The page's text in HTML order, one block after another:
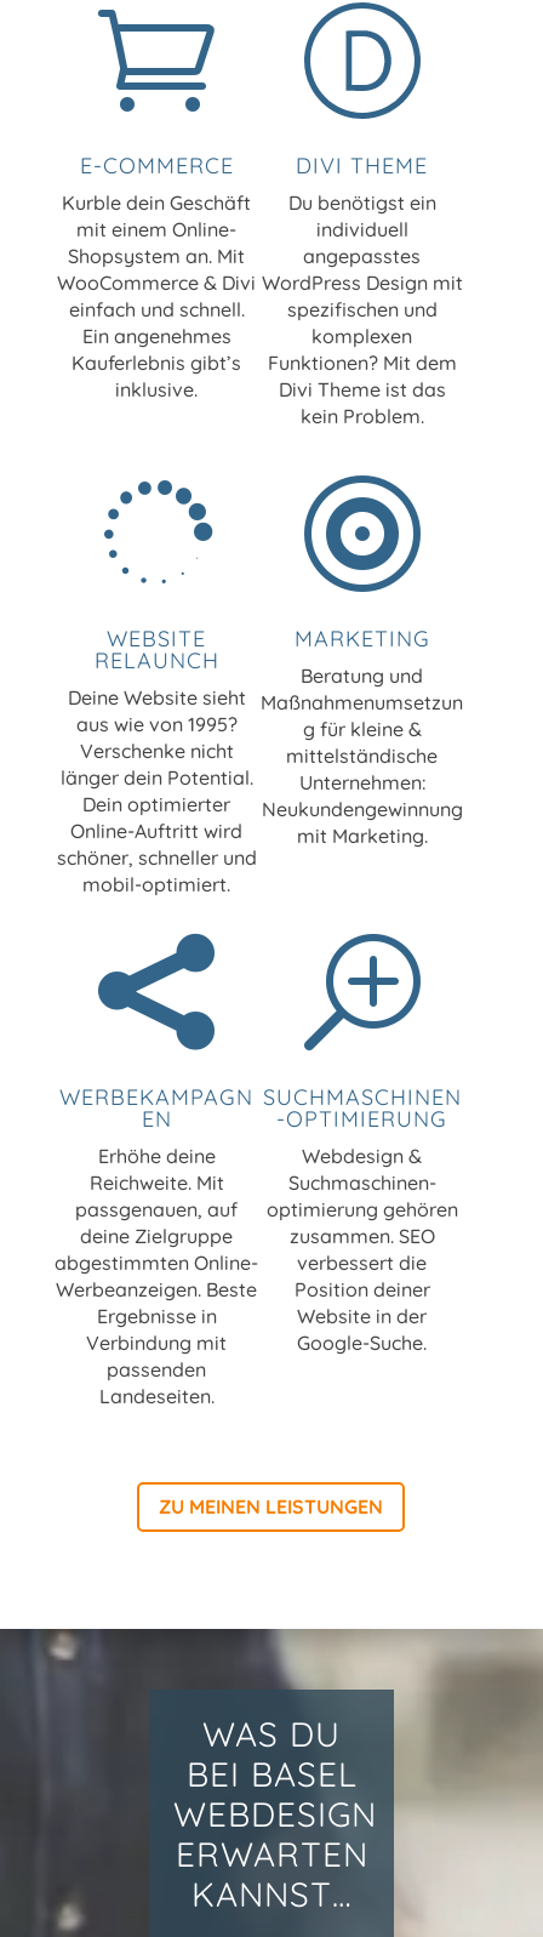

E-COMMERCE
Kurble dein Geschäft
mit einem Online-
Shopsystem an. Mit
WooCommerce & Divi
einfach und schnell.
Ein angenehmes
Kauferlebnis gibt’s
inklusive.
DIVI THEME
Du benötigst ein
individuell
angepasstes
WordPress Design mit
spezifischen und
komplexen
Funktionen? Mit dem
Divi Theme ist das
kein Problem.

WEBSITE
RELAUNCH
Deine Website sieht
aus wie von 1995?
Verschenke nicht
länger dein Potential.
Dein optimierter
Online-Auftritt wird
schöner, schneller und
mobil-optimiert.

MARKETING
Beratung und
Maßnahmenumsetzun
g für kleine &
mittelständische
Unternehmen:
Neukundengewinnung
mit Marketing.

WERBEKAMPAGN
EN
Erhöhe deine
Reichweite. Mit
passgenauen, auf
deine Zielgruppe
abgestimmten Online-
Werbeanzeigen. Beste
Ergebnisse in
Verbindung mit
passenden
Landeseiten.
T
SUCHMASCHINEN
-OPTIMIERUNG
Webdesign &
Suchmaschinen-
optimierung gehören
zusammen. SEO
verbessert die
Position deiner
Website in der
Google-Suche.
ZU MEINEN LEISTUNGEN
WAS DU
BEI BASEL
WEBDESIGN
ERWARTEN
KANNST…